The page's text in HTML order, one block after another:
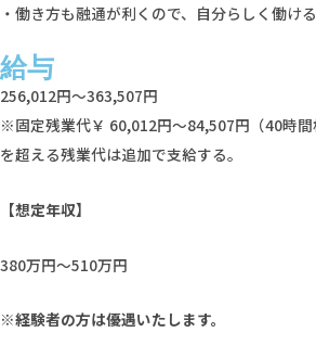
・働き方も融通が利くので、自分らしく働ける
給与
256,012円～363,507円
※固定残業代￥ 60,012円～84,507円（40時
を超える残業代は追加で支給する。
【想定年収】
380万円～510万円
※経験者の方は優遇いたします。